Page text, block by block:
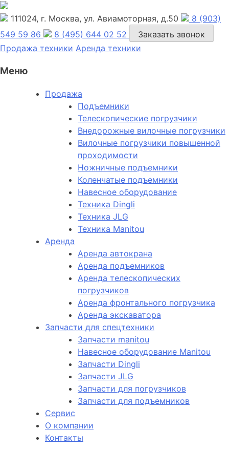
111024, г. Москва, ул. Авиамоторная, д.50
8 (903)
549 59 86
8 (495) 644 02 52
Заказать звонок
Продажа техники Аренда техники
Меню
Продажа
Подъемники
Телескопические погрузчики
Внедорожные вилочные погрузчики
Вилочные погрузчики повышенной
проходимости
Ножничные подъемники
Коленчатые подъемники
Навесное оборудование
Техника Dingli
Техника JLG
Техника Manitou
Аренда
Аренда автокрана
Аренда подъемников
Аренда телескопических
погрузчиков
Аренда фронтального погрузчика
Аренда экскаватора
Запчасти для спецтехники
Запчасти manitou
Навесное оборудование Manitou
Запчасти Dingli
Запчасти JLG
Запчасти для погрузчиков
Запчасти для подъемников
Cервис
О компании
Контакты